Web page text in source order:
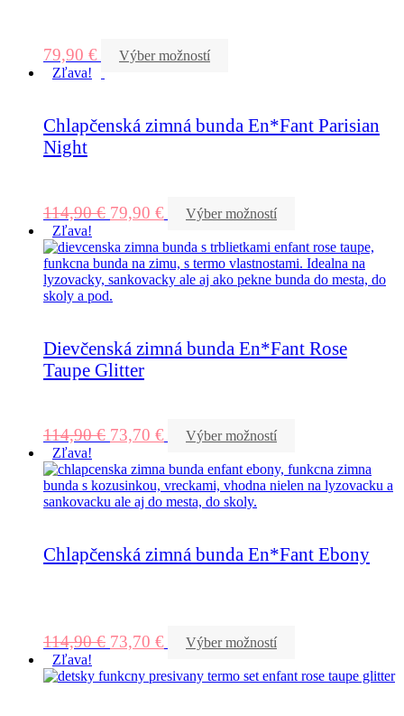
79,90 €
Výber možností
Zľava!
Chlapčenská zimná bunda En*Fant Parisian
Night
114,90€ 79,90 €
Výber možností
Zľava!
Dievčenská zimná bunda En*Fant Rose
Taupe Glitter
114,90€ 73,70 €
Výber možností
Zľava!
Chlapčenská zimná bunda En*Fant Ebony
114,90€ 73,70 €
Výber možností
Zľava!